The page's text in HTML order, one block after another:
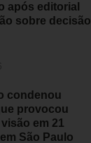
após editorial
sobre decisão
condenou
provocou
em 21
São Paulo